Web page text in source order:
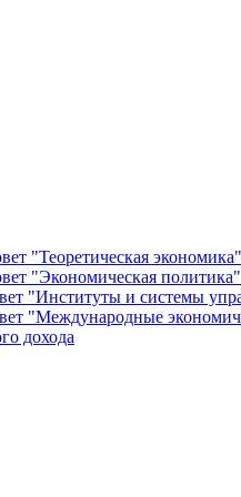
"Теоретическая экономика"
"Экономическая политика"
"Институты и системы
"Международные
дохода